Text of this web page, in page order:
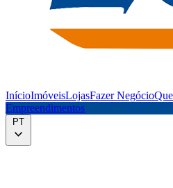
InícioImóveisLojasFazer Negócio
Empreendimentos